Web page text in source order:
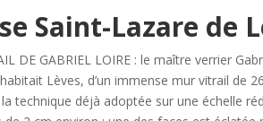
Saint-Lazare de
DE GABRIEL LOIRE : le maître verrier
habitait Lèves, d’un immense mur vitrail de
technique déjà adoptée sur une échelle